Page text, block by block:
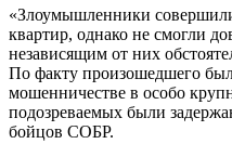
«Злоумышленники
квартир, однако не смогли
независящим от них
По факту произошедшего
мошенничестве в особо
подозреваемых были
бойцов СОБР.